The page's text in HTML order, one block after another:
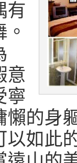
有
意
寧
懶的身
以如此